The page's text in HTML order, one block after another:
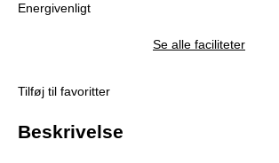
Energivenligt
Se alle faciliteter
Tilføj til favoritter
Beskrivelse